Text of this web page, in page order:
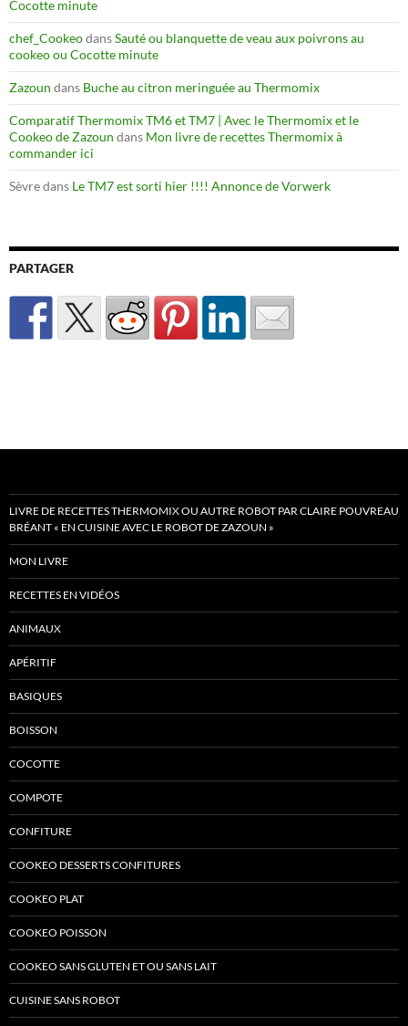
Cocotte minute
chef_CookeodansSauté ou blanquette de veau aux poivrons au
cookeo ou Cocotte minute
Zazoun dans Buche au citron meringuée au Thermomix
Comparatif Thermomix TM6 et TM7 | Avec le Thermomix et le
Cookeo de Zazoun dans Mon livre de recettes Thermomix à
commander ici
Sèvredans Le TM7 est sorti hier !!!! Annonce de Vorwerk
PARTAGER
LIVRE DE RECETTES THERMOMIX OU AUTRE ROBOT PAR CLAIRE POUVREAU
BRÉANT « EN CUISINE AVEC LE ROBOT DE ZAZOUN »
MON LIVRE
RECETTES EN VIDÉOS
ANIMAUX
APÉRITIF
BASIQUES
BOISSON
COCOTTE
COMPOTE
CONFITURE
COOKEO DESSERTS CONFITURES
COOKEO PLAT
COOKEO POISSON
COOKEO SANS GLUTEN ET OU SANS LAIT
CUISINE SANS ROBOT